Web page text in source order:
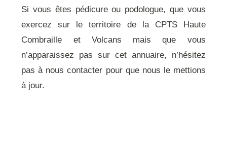
Si vous êtes pédicure ou podologue, que vous
exercez sur le territoire de la CPTS Haute
Combraille et Volcans mais que vous
n’apparaissez pas sur cet annuaire, n’hésitez
pas à nous contacter pour que nous le mettions
à jour.